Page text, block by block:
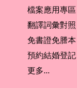
檔案應用專區
翻譯詞彙對照
免書證免謄本
預約結婚登記
更多...